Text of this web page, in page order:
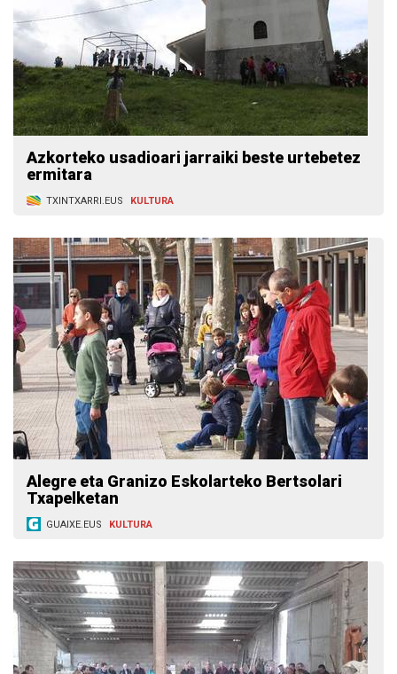
Azkorteko usadioari jarraiki beste urtebetez
ermitara
TXINTXARRI.EUS KULTURA
Alegre eta Granizo Eskolarteko Bertsolari
Txapelketan
GUAIXE.EUS KULTURA